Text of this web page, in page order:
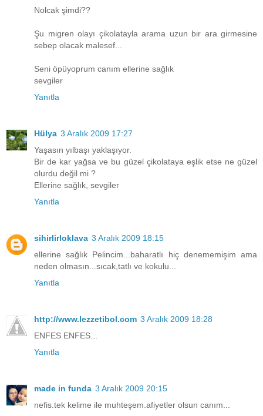
Nolcak şimdi??
Şu migren olayı çikolatayla arama uzun bir ara girmesine
sebep olacak malesef...
Seni öpüyoprum canım ellerine sağlık
sevgiler
Yanıtla
Hülya 3 Aralık 2009 17:27
Yaşasın yılbaşı yaklaşıyor.
Bir de kar yağsa ve bu güzel çikolataya eşlik etse ne güzel
olurdu değil mi ?
Ellerine sağlık, sevgiler
Yanıtla
sihirlirloklava 3 Aralık 2009 18:15
ellerine sağlık Pelincim...baharatlı hiç denememişim ama
neden olmasın...sıcak,tatlı ve kokulu...
Yanıtla
http://www.lezzetibol.com 3 Aralık 2009 18:28
ENFES ENFES...
Yanıtla
made in funda 3 Aralık 2009 20:15
nefis.tek kelime ile muhteşem.afiyetler olsun canım...